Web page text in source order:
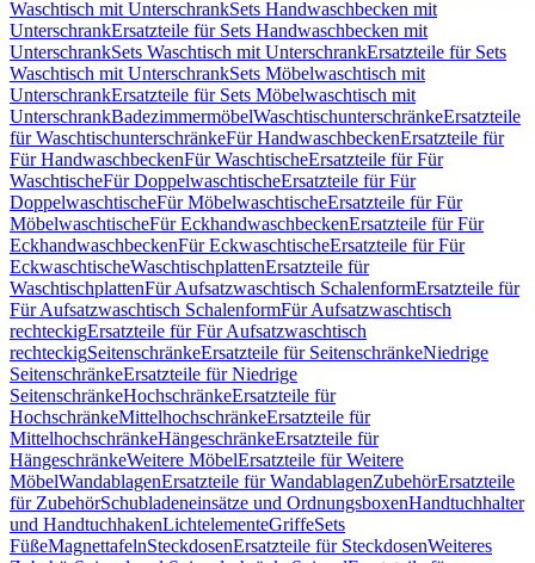
Waschtisch mit UnterschrankSets Handwaschbecken mit
UnterschrankErsatzteile für Sets Handwaschbecken mit
UnterschrankSets Waschtisch mit UnterschrankErsatzteile für Sets
Waschtisch mit UnterschrankSets Möbelwaschtisch mit
UnterschrankErsatzteile für Sets Möbelwaschtisch mit
UnterschrankBadezimmermöbelWaschtischunterschränkeErsatzteile
für WaschtischunterschränkeFür HandwaschbeckenErsatzteile für
Für HandwaschbeckenFür WaschtischeErsatzteile für Für
WaschtischeFür DoppelwaschtischeErsatzteile für Für
DoppelwaschtischeFür MöbelwaschtischeErsatzteile für Für
MöbelwaschtischeFür EckhandwaschbeckenErsatzteile für Für
EckhandwaschbeckenFür EckwaschtischeErsatzteile für Für
EckwaschtischeWaschtischplattenErsatzteile für
WaschtischplattenFür Aufsatzwaschtisch SchalenformErsatzteile für
Für Aufsatzwaschtisch SchalenformFür Aufsatzwaschtisch
rechteckigErsatzteile für Für Aufsatzwaschtisch
rechteckigSeitenschränkeErsatzteile für SeitenschränkeNiedrige
SeitenschränkeErsatzteile für Niedrige
SeitenschränkeHochschränkeErsatzteile für
HochschränkeMittelhochschränkeErsatzteile für
MittelhochschränkeHängeschränkeErsatzteile für
HängeschränkeWeitere MöbelErsatzteile für Weitere
MöbelWandablagenErsatzteile für WandablagenZubehörErsatzteile
für ZubehörSchubladeneinsätze und OrdnungsboxenHandtuchhalter
und HandtuchhakenLichtelementeGriffeSets
FüßeMagnettafelnSteckdosenErsatzteile für SteckdosenWeiteres